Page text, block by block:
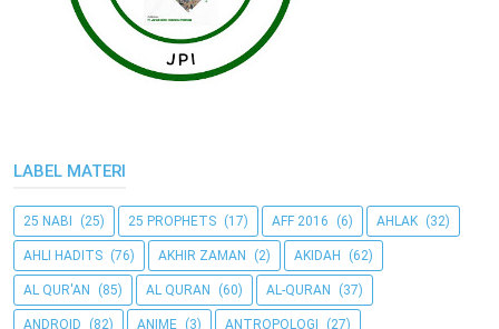
LABEL MATERI
25 NABI (25) 25 PROPHETS (17) AFF 2016 (6) AHLAK (32)
AHLI HADITS (76) AKHIR ZAMAN (2) AKIDAH (62)
AL QUR'AN (85) AL QURAN (60) AL-QURAN (37)
ANDROID (82) ANIME (3) ANTROPOLOGI (27)